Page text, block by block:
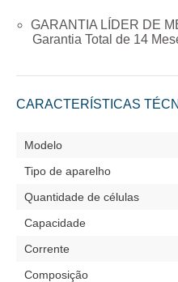
GARANTIA LÍDER DE
Garantia Total de 14
CARACTERÍSTICAS
Modelo
Tipo de aparelho
Quantidade de células
Capacidade
Corrente
Composição